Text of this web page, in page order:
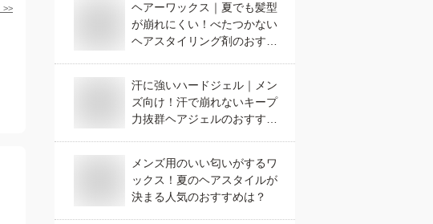
>>
ヘアーワックス｜夏でも髪型
が崩れにくい！べたつかない
ヘアスタイリング剤のおすす
汗に強いハードジェル｜メン
ズ向け！汗で崩れないキープ
力抜群ヘアジェルのおすすめ
メンズ用のいい匂いがするワ
ックス！夏のヘアスタイルが
決まる人気のおすすめは？